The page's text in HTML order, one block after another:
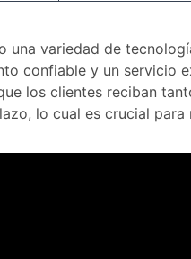
una variedad de
confiable y un servicio
los clientes reciban
lo cual es crucial